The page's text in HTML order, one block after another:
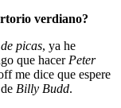
verdiano?
picas, ya he
que hacer Peter
me dice que espere
Billy Budd.